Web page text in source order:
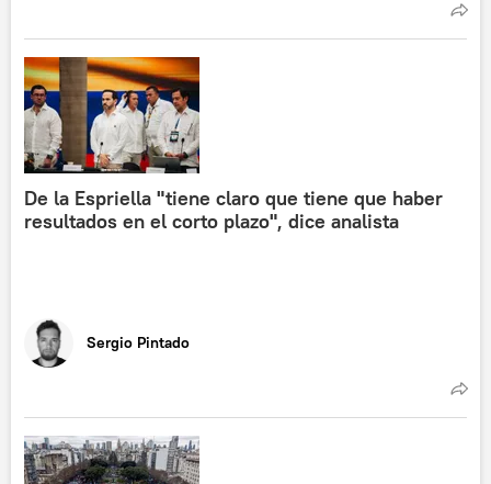
De la Espriella "tiene claro que tiene que haber
resultados en el corto plazo", dice analista
Sergio Pintado